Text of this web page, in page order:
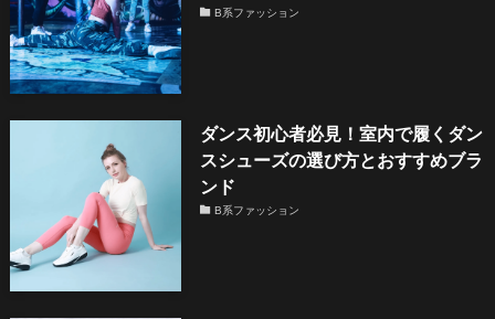
B系ファッション
ダンス初心者必見！室内で履くダン
スシューズの選び方とおすすめブラ
ンド
B系ファッション